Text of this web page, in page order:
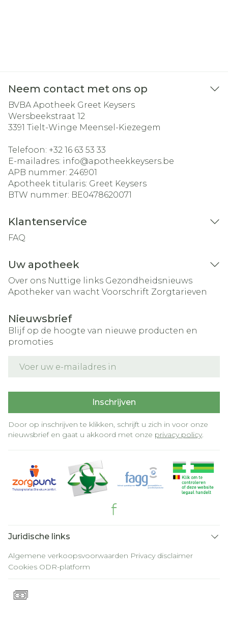
Neem contact met ons op
BVBA Apotheek Greet Keysers
Wersbeekstraat 12
3391 Tielt-Winge Meensel-Kiezegem
Telefoon: +32 16 63 53 33
E-mailadres: info@apotheekkeysers.be
APB nummer: 246901
Apotheek titularis: Greet Keysers
BTW nummer: BE0478620071
Klantenservice
FAQ
Uw apotheek
Over ons Nuttige links Gezondheidsnieuws
Apotheker van wacht Voorschrift Zorgtarieven
Nieuwsbrief
Blijf op de hoogte van nieuwe producten en
promoties
Inschrijven
Door op inschrijven te klikken, schrijft u zich in voor onze
nieuwsbrief en gaat u akkoord met onze privacy policy.
Juridische links
Algemene verkoopsvoorwaarden Privacy disclaimer
Cookies ODR-platform